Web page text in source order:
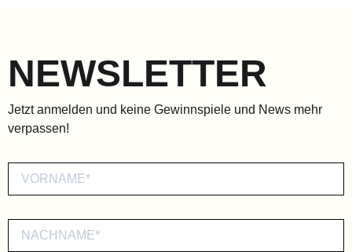
NEWSLETTER
Jetzt anmelden und keine Gewinnspiele und News mehr
verpassen!